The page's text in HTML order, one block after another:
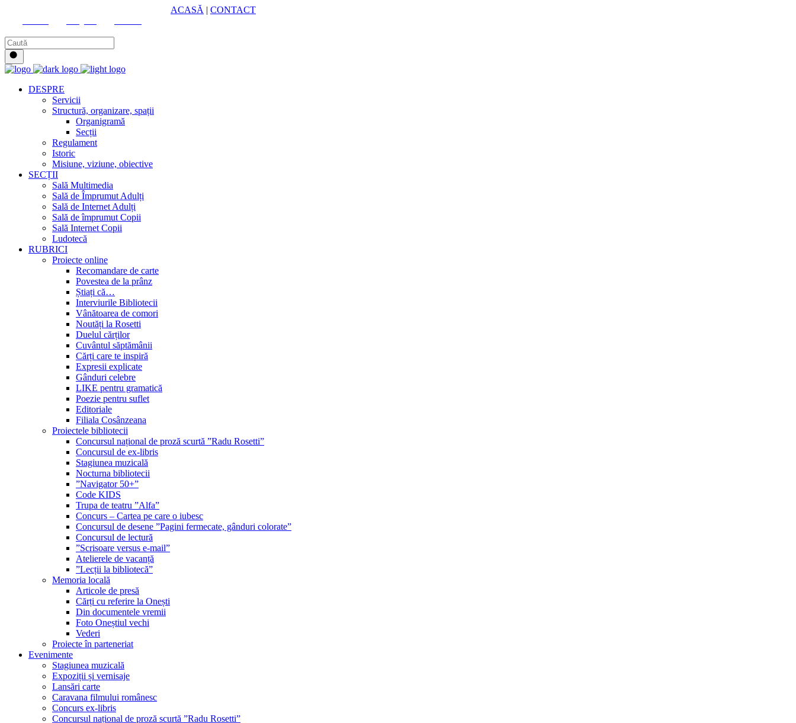
ACASĂ | CONTACT
DESPRE
Servicii
Structură, organizare, spații
Organigramă
Secții
Regulament
Istoric
Misiune, viziune, obiective
SECȚII
Sală Multimedia
Sală de Împrumut Adulți
Sală de Internet Adulți
Sală de împrumut Copii
Sală Internet Copii
Ludotecă
RUBRICI
Proiecte online
Recomandare de carte
Povestea de la prânz
Știați că…
Interviurile Bibliotecii
Vânătoarea de comori
Noutăți la Rosetti
Duelul cărților
Cuvântul săptămânii
Cărți care te inspiră
Expresii explicate
Gânduri celebre
LIKE pentru gramatică
Poezie pentru suflet
Editoriale
Filiala Cosânzeana
Proiectele bibliotecii
Concursul național de proză scurtă ”Radu Rosetti”
Concursul de ex-libris
Stagiunea muzicală
Nocturna bibliotecii
”Navigator 50+”
Code KIDS
Trupa de teatru ”Alfa”
Concurs – Cartea pe care o iubesc
Concursul de desene ”Pagini fermecate, gânduri colorate”
Concursul de lectură
”Scrisoare versus e-mail”
Atelierele de vacanță
”Lecții la bibliotecă”
Memoria locală
Articole de presă
Cărți cu referire la Onești
Din documentele vremii
Foto Oneștiul vechi
Vederi
Proiecte în parteneriat
Evenimente
Stagiunea muzicală
Expoziții și vernisaje
Lansări carte
Caravana filmului românesc
Concurs ex-libris
Concursul național de proză scurtă ”Radu Rosetti”